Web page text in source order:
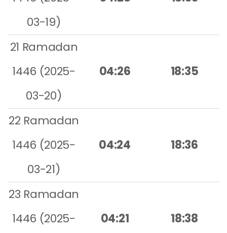
03-19)
21 Ramadan
1446 (2025-
03-20)
04:26 18:35
22 Ramadan
1446 (2025-
03-21)
04:24 18:36
23 Ramadan
1446 (2025-
04:21 18:38